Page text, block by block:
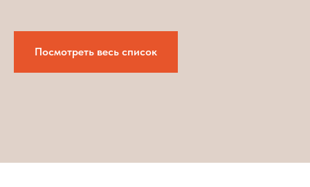
Посмотреть весь список